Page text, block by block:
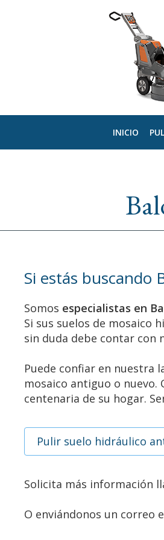
INICIO
Si estás buscando
Somos especialistas en
Si sus suelos de mosaico
sin duda debe contar con
Puede confiar en
mosaico antiguo o
centenaria de su hogar.
Pulir suelo hidráulico
Solicita más información
O enviándonos un correo